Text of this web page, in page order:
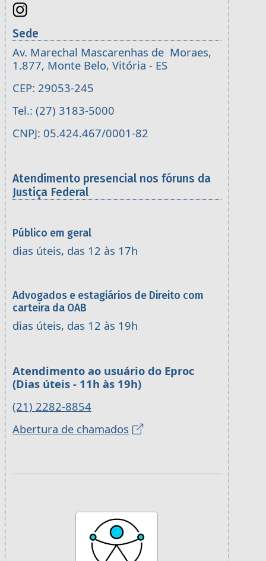
Sede
Av. Marechal Mascarenhas de Moraes,
1.877, Monte Belo, Vitória - ES
CEP: 29053-245
Tel.: (27) 3183-5000
CNPJ: 05.424.467/0001-82
Atendimento presencial nos fóruns da
Justiça Federal
Público em geral
dias úteis, das 12 às 17h
Advogados e estagiários de Direito com
carteira da OAB
dias úteis, das 12 às 19h
Atendimento ao usuário do Eproc
(Dias úteis - 11h às 19h)
(21) 2282-8854
Abertura de chamados